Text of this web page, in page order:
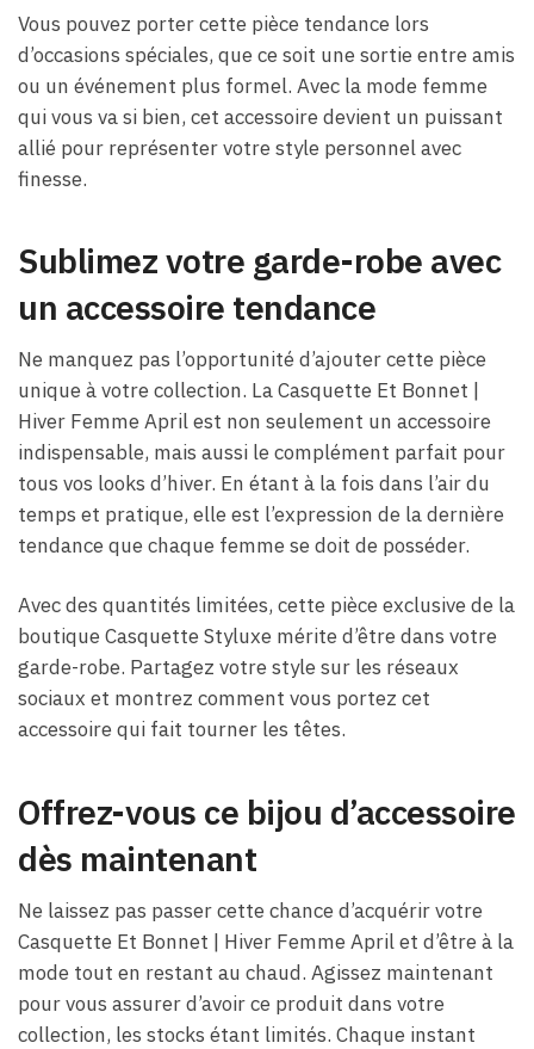
Vous pouvez porter cette pièce tendance lors
d’occasions spéciales, que ce soit une sortie entre amis
ou un événement plus formel. Avec la mode femme
qui vous va si bien, cet accessoire devient un puissant
allié pour représenter votre style personnel avec
finesse.
Sublimez votre garde-robe avec
un accessoire tendance
Ne manquez pas l’opportunité d’ajouter cette pièce
unique à votre collection. La Casquette Et Bonnet |
Hiver Femme April est non seulement un accessoire
indispensable, mais aussi le complément parfait pour
tous vos looks d’hiver. En étant à la fois dans l’air du
temps et pratique, elle est l’expression de la dernière
tendance que chaque femme se doit de posséder.
Avec des quantités limitées, cette pièce exclusive de la
boutique Casquette Styluxe mérite d’être dans votre
garde-robe. Partagez votre style sur les réseaux
sociaux et montrez comment vous portez cet
accessoire qui fait tourner les têtes.
Offrez-vous ce bijou d’accessoire
dès maintenant
Ne laissez pas passer cette chance d’acquérir votre
Casquette Et Bonnet | Hiver Femme April et d’être à la
mode tout en restant au chaud. Agissez maintenant
pour vous assurer d’avoir ce produit dans votre
collection, les stocks étant limités. Chaque instant